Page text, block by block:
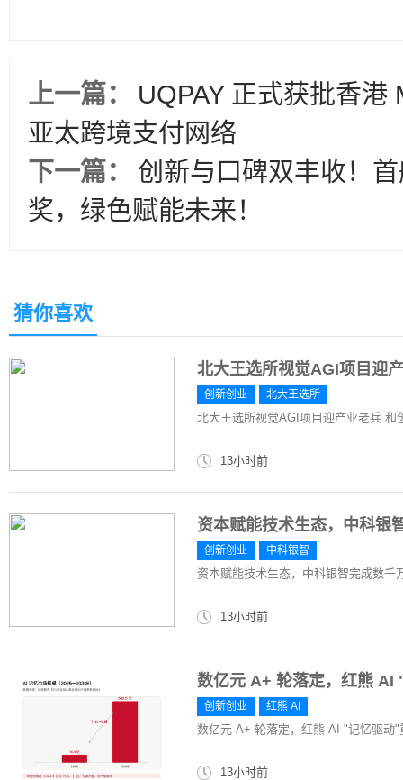
上一篇：
UQPAY 正式获批香
亚太跨境支付网络
下一篇：
创新与口碑双丰收！
奖，绿色赋能未来！
猜你喜欢
北大王选所视觉AGI项目迎
创新创业 北大王选所
北大王选所视觉AGI项目迎产业老兵 和
13小时前
资本赋能技术生态，中科银
创新创业 中科银智
资本赋能技术生态，中科银智完成数千
13小时前
数亿元 A+ 轮落定，红熊 AI
创新创业 红熊 AI
数亿元 A+ 轮落定，红熊 AI "记忆驱动"
13小时前